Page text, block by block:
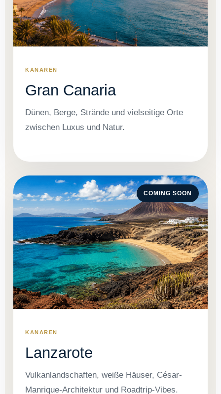
KANAREN
Gran Canaria
Dünen, Berge, Strände und vielseitige Orte
zwischen Luxus und Natur.
COMING SOON
KANAREN
Lanzarote
Vulkanlandschaften, weiße Häuser, César-
Manrique-Architektur und Roadtrip-Vibes.